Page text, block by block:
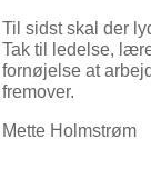
Til sidst skal der
Tak til ledelse,
fornøjelse at
fremover.
Mette Holmstrøm